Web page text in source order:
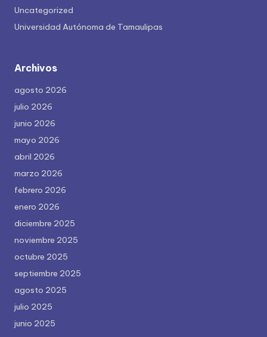
Uncategorized
Universidad Autónoma de Tamaulipas
Archivos
agosto 2026
julio 2026
junio 2026
mayo 2026
abril 2026
marzo 2026
febrero 2026
enero 2026
diciembre 2025
noviembre 2025
octubre 2025
septiembre 2025
agosto 2025
julio 2025
junio 2025